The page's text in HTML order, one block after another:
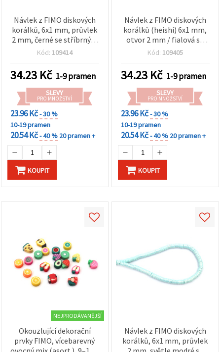
Návlek z FIMO diskových
korálků, 6x1 mm, průvlek
2 mm, černé se stříbrným
pigmentem, cca 350 ks
Kód: 109414
34.23 Kč 1-9 pramen
SLEVY
PRO MNOŽSTVÍ
23.96 Kč- 30 %
10-19 pramen
20.54 Kč- 40 % 20 pramen +
KOUPIT
Návlek z FIMO diskových
korálků (heishi) 6x1 mm,
otvor 2 mm / fialová se
zlatým pigmentem ~ 350
Kód: 109405
34.23 Kč 1-9 pramen
SLEVY
PRO MNOŽSTVÍ
23.96 Kč- 30 %
10-19 pramen
20.54 Kč- 40 % 20 pramen +
KOUPIT
NEJPRODÁVANĚJŠÍ
Okouzlující dekorační
prvky FIMO, vícebarevný
Návlek z FIMO diskových
korálků, 6x1 mm, průvlek